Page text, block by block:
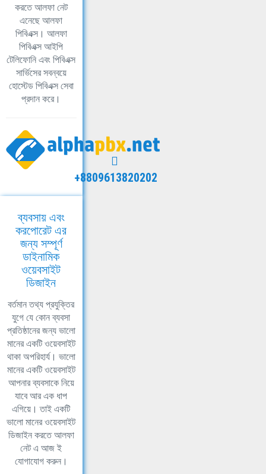
করতে আলফা নেট
এনেছে আলফা
পিবিএক্স। আলফা
পিবিএক্স আইপি
টেলিফোনি এবং পিবিএক্স
সার্ভিসের সবন্বয়ে
হোস্টেড পিবিএক্স সেবা
প্রদান করে।
+8809613820202
ব্যবসায় এবং
করপোরেট এর
জন্য সম্পূর্ণ
ডাইনামিক
ওয়েবসাইট
ডিজাইন
বর্তমান তথ্য প্রযুক্তির
যুগে যে কোন ব্যবসা
প্রতিষ্ঠানের জন্য ভালো
মানের একটি ওয়েবসাইট
থাকা অপরিহার্য। ভালো
মানের একটি ওয়েবসাইট
আপনার ব্যবসাকে নিয়ে
যাবে আর এক ধাপ
এগিয়ে। তাই একটি
ভালো মানের ওয়েবসাইট
ডিজাইন করতে আলফা
নেট এ আজ ই
যোগাযোগ করুন।